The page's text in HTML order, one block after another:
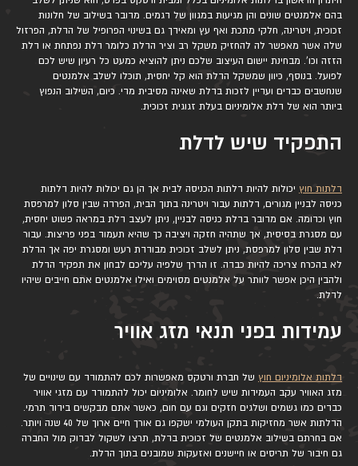
בהם אלמנטים שונים והן מגיעות במגוון של דגמים. מדובר בשילוב של חלונות
זכוכית, ויטרינה, חלקי מתכת ואף עץ ומאידך גם בשינוי הפרופיל של הדלת, הפרזול
שלה אשר מאפשר לה להחזיק משקל רב וציר הדלת כלומר דלת נפתחת או דלת
הזזה וכו'. מבחינת יישום העיצוב שלכם ניתן להוציא כמעט כל רעיון שיש לכם
לפועל. בנוסף, כיוון שמשקל הדלת הוא קל יחסית, תוכלו לשלב אלמנטים
שנחשבים כבדים ועדיין לזכות בדלת שאינה מסיבית מדי. כיום, השילוב הנפוץ
ביותר הוא של דלת אלומיניום בעלת זגוגית זכוכית.
התפקיד שיש לדלת
דלתות חוץ יכולות להיות דלתות הכניסה לבית אך הן גם יכולות להיות דלתות
כניסה לבניין מגורים, דלתות עבור ויטרינה בתוך הבית, הפרדה שבין סלון למרפסת
חוץ וכדומה. אם מדובר בדלת כניסה לבניין, ניתן לעצב דלת במראה פשוט יחסית,
עם מסגרת בסיסית, אך שתהיה חזקה ויציבה כך שהיא תעמוד בפני פריצות. עבור
דלת שבין סלון למרפסת, ניתן לשלב זכוכית מבודדת רעש ומסגרת יפה אך הדלת
לא בהכרח צריכה להיות כבדה. זו הדרך שלפיה עליכם לבחון את תפקיד הדלת
ולהבין היכן אפשר לוותר על אלמנטים מסוימים ואילו אלמנטים אתם חייבים שיהיו
לדלת.
עמידות בפני תנאי מזג אוויר
דלתות אלומיניום חוץ של חברת ורטקס מאפשרות לכם להתמודד עם שינויים של
מזג האוויר עקב העמידות שיש לחומר. אלומיניום יכול להתמודד עם מזגי אוויר
כבדים כמו גשמים ושלגים חזקים וגם עם חום, כאשר אתם מבקשים בידוד תרמי.
הדלתות אשר מחזיקות בתקן העולמי ישקפו גם אורך חיים ארוך של 40 שנה ויותר.
אם בחרתם בשילוב אלמנטים של זכוכית בדלת, תרצו לשקול לבדוק מול החברה
גם חיבור של תריסים או חיישנים ואזעקות שמובנים בתוך הדלת.